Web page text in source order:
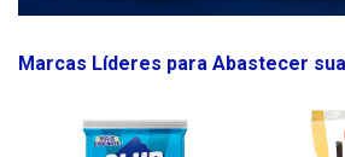
Marcas Líderes para Abastecer